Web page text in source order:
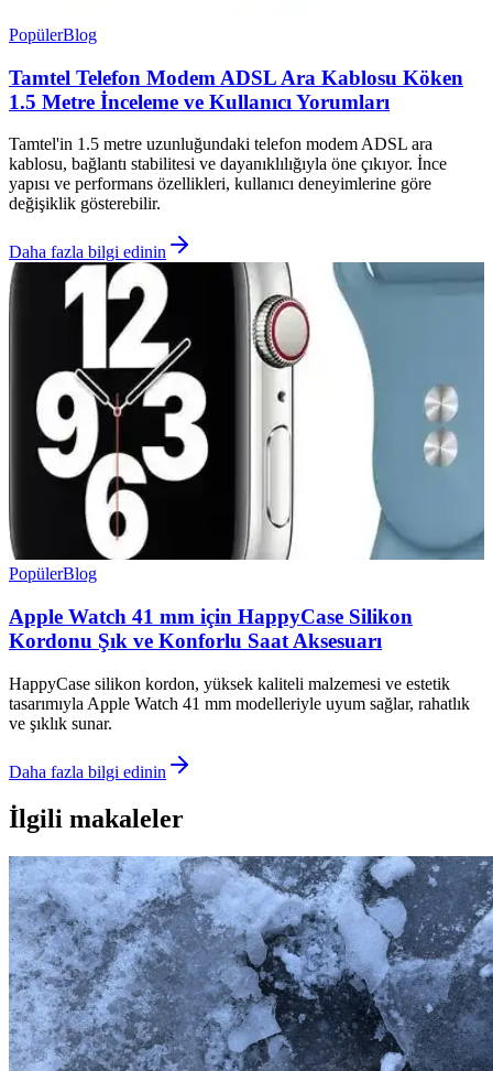
PopülerBlog
Tamtel Telefon Modem ADSL Ara Kablosu Köken
1.5 Metre İnceleme ve Kullanıcı Yorumları
Tamtel'in 1.5 metre uzunluğundaki telefon modem ADSL ara
kablosu, bağlantı stabilitesi ve dayanıklılığıyla öne çıkıyor. İnce
yapısı ve performans özellikleri, kullanıcı deneyimlerine göre
değişiklik gösterebilir.
Daha fazla bilgi edinin
PopülerBlog
Apple Watch 41 mm için HappyCase Silikon
Kordonu Şık ve Konforlu Saat Aksesuarı
HappyCase silikon kordon, yüksek kaliteli malzemesi ve estetik
tasarımıyla Apple Watch 41 mm modelleriyle uyum sağlar, rahatlık
ve şıklık sunar.
Daha fazla bilgi edinin
İlgili makaleler